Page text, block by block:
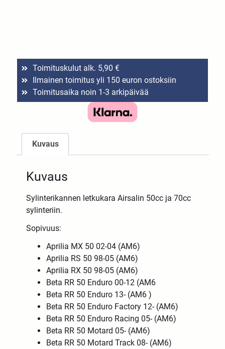
Toimituskulut alk. 5,90 €
Ilmainen toimitus yli 150 euron ostoksiin
Toimitusaika noin 1-3 arkipäivää
Kuvaus
Kuvaus
Sylinterikannen letkukara Airsalin 50cc ja 70cc
sylinteriin.
Sopivuus:
Aprilia MX 50 02-04 (AM6)
Aprilia RS 50 98-05 (AM6)
Aprilia RX 50 98-05 (AM6)
Beta RR 50 Enduro 00-12 (AM6
Beta RR 50 Enduro 13- (AM6 )
Beta RR 50 Enduro Factory 12- (AM6)
Beta RR 50 Enduro Racing 05- (AM6)
Beta RR 50 Motard 05- (AM6)
Beta RR 50 Motard Track 08- (AM6)